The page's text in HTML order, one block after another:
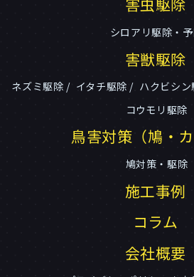
害虫駆除
シロアリ駆除・
害獣駆除
ネズミ駆除 イタチ駆除 ハクビシン
コウモリ駆除
鳥害対策（鳩・カ
鳩対策・駆除
施工事例
コラム
会社概要